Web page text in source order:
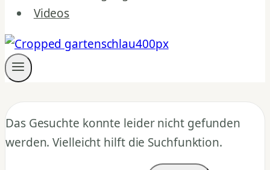
Videos
Das Gesuchte konnte leider nicht gefunden
werden. Vielleicht hilft die Suchfunktion.